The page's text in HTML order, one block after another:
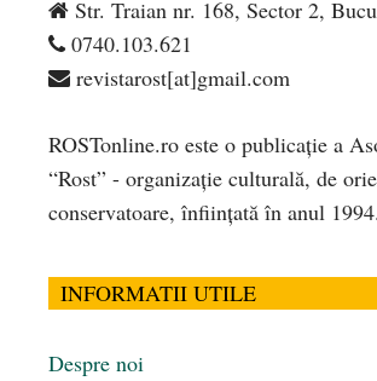
Str. Traian nr. 168, Sector 2,
0740.103.621
revistarost[at]gmail.com
ROSTonline.ro este o publicaţie a
“Rost” - organizaţie culturală, de
conservatoare, înfiinţată în anul 1994.
INFORMATII UTILE
Despre noi